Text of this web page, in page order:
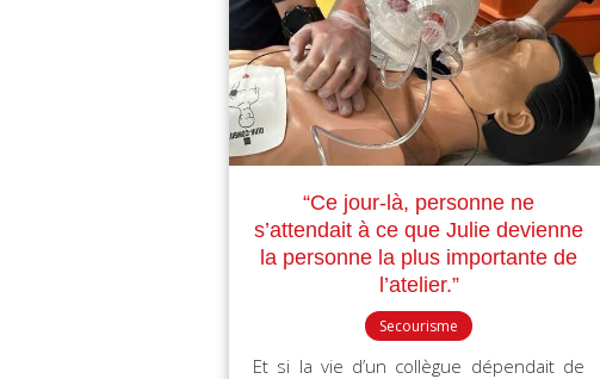
“Ce jour-là, personne ne
s’attendait à ce que Julie devienne
la personne la plus importante de
l’atelier.”
Secourisme
Et si la vie d’un collègue dépendait de